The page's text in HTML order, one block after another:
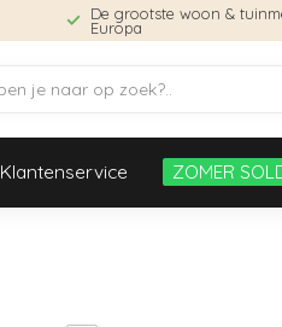
De grootste woon &
Europa
Klantenservice ZOMER